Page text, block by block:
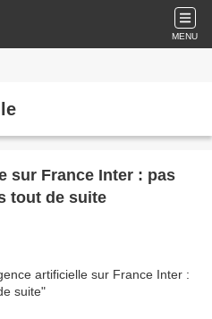
MENU
sur France Inter : pas
tout de suite